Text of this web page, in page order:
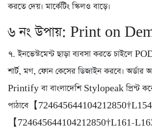
করতে দেয়। মার্কেটিং স্কিলও বাড়ে।
৬ নং উপায়: Print on
৭. ইনভেস্টমেন্ট ছাড়া ব্যবসা করতে চাইলে
শার্ট, মগ, ফোন কেসের ডিজাইন করবে।
Printify বা বাংলাদেশি Stylopeak প্রিন্ট
পাঠাবে【
【724645644104212850†L161-